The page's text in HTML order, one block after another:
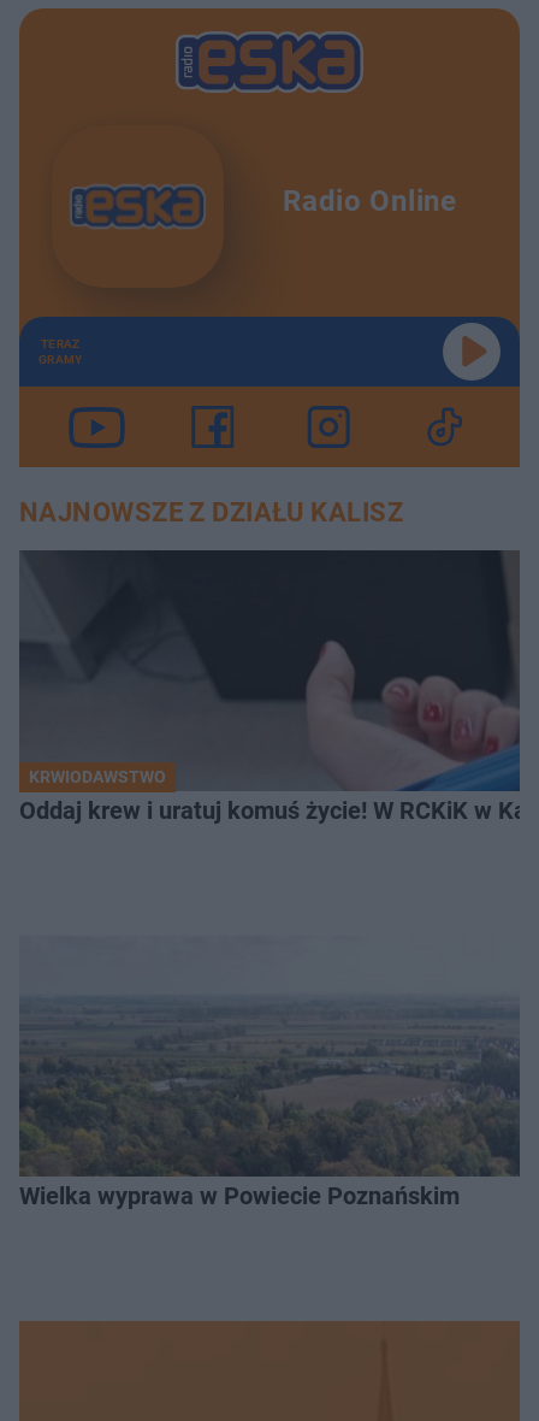
Radio Online
TERAZ
GRAMY
NAJNOWSZE Z DZIAŁU KALISZ
KRWIODAWSTWO
Oddaj krew i uratuj komuś życie! W RCKiK w
Wielka wyprawa w Powiecie Poznańskim